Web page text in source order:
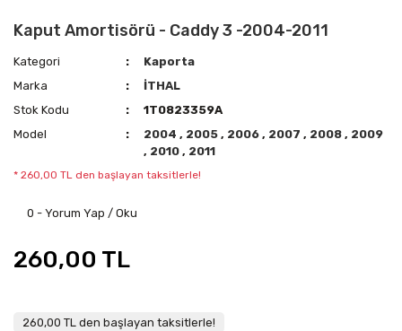
Kaput Amortisörü - Caddy 3 -2004-2011
Kategori
Kaporta
Marka
İTHAL
Stok Kodu
1T0823359A
Model
2004, 2005, 2006, 2007, 2008, 2009
, 2010, 2011
* 260,00 TL den başlayan taksitlerle!
0 - Yorum Yap / Oku
260,00 TL
260,00 TL den başlayan taksitlerle!